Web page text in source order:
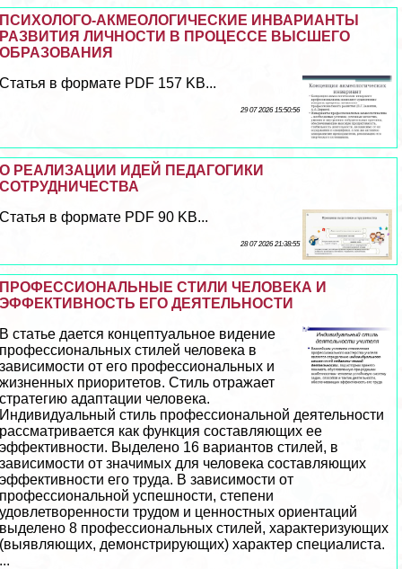
ПСИХОЛОГО-АКМЕОЛОГИЧЕСКИЕ ИНВАРИАНТЫ
РАЗВИТИЯ ЛИЧНОСТИ В ПРОЦЕССЕ ВЫСШЕГО
ОБРАЗОВАНИЯ
Статья в формате PDF 157 KB...
29 07 2026 15:50:56
О РЕАЛИЗАЦИИ ИДЕЙ ПЕДАГОГИКИ
СОТРУДНИЧЕСТВА
Статья в формате PDF 90 KB...
28 07 2026 21:38:55
ПРОФЕССИОНАЛЬНЫЕ СТИЛИ ЧЕЛОВЕКА И
ЭФФЕКТИВНОСТЬ ЕГО ДЕЯТЕЛЬНОСТИ
В статье дается концептуальное видение
профессиональных стилей человека в
зависимости от его профессиональных и
жизненных приоритетов. Стиль отражает
стратегию адаптации человека.
Индивидуальный стиль профессиональной деятельности
рассматривается как функция составляющих ее
эффективности. Выделено 16 вариантов стилей, в
зависимости от значимых для человека составляющих
эффективности его труда. В зависимости от
профессиональной успешности, степени
удовлетворенности трудом и ценностных ориентаций
выделено 8 профессиональных стилей, хаpaктеризующих
(выявляющих, демонстрирующих) хаpaктер специалиста.
...